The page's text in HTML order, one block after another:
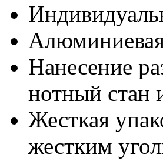
Нанесение
нотный стан
Жесткая
жестким